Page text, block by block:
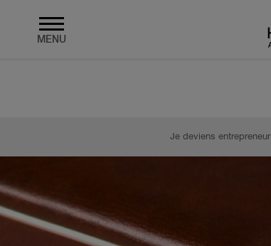
MENU
Je deviens entrepreneur